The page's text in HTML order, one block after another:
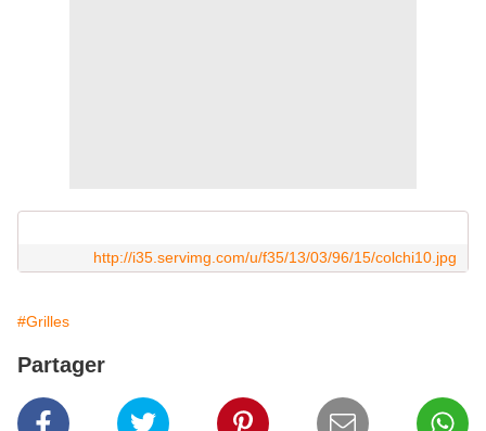
http://i35.servimg.com/u/f35/13/03/96/15/colchi10.jpg
#Grilles
Partager